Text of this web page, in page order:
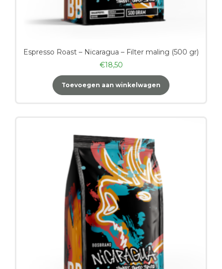
Espresso Roast – Nicaragua – Filter maling (500 gr)
€18,50
Toevoegen aan winkelwagen